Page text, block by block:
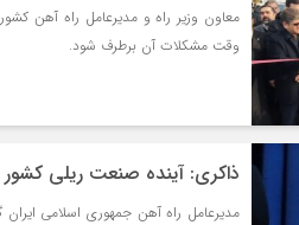
معاون وزیر راه و مدیرعامل راه آهن
وقت مشکلات آن برطرف شود.
ذاکری: آینده صنعت ریلی
مدیرعامل راه آهن جمهوری اسلامی